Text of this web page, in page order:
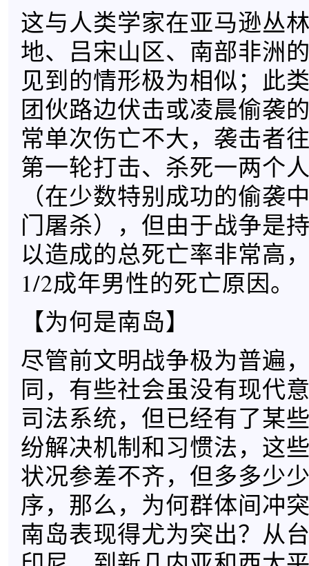
这与人类学家在亚马逊丛
地、吕宋山区、南部非洲
见到的情形极为相似；此
团伙路边伏击或凌晨偷袭
常单次伤亡不大，袭击者
第一轮打击、杀死一两个
（在少数特别成功的偷袭
门屠杀），但由于战争是
以造成的总死亡率非常高
1/2成年男性的死亡原因。
【为何是南岛】
尽管前文明战争极为普遍
同，有些社会虽没有现代
司法系统，但已经有了某
纷解决机制和习惯法，这
状况参差不齐，但多多少
序，那么，为何群体间冲
南岛表现得尤为突出？从